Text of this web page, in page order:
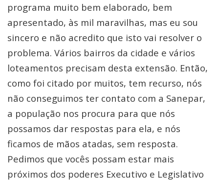
programa muito bem elaborado, bem
apresentado, às mil maravilhas, mas eu sou
sincero e não acredito que isto vai resolver o
problema. Vários bairros da cidade e vários
loteamentos precisam desta extensão. Então,
como foi citado por muitos, tem recurso, nós
não conseguimos ter contato com a Sanepar,
a população nos procura para que nós
possamos dar respostas para ela, e nós
ficamos de mãos atadas, sem resposta.
Pedimos que vocês possam estar mais
próximos dos poderes Executivo e Legislativo